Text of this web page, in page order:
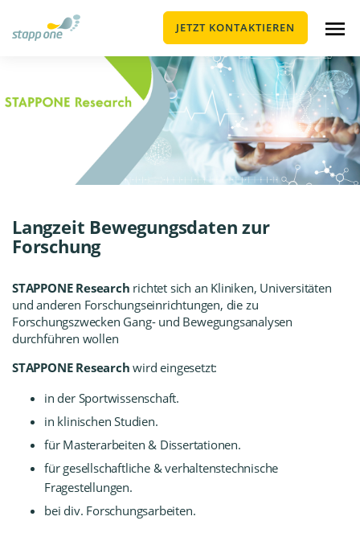
JETZT KONTAKTIEREN
Langzeit Bewegungsdaten zur
Forschung
STAPPONE Research richtet sich an Kliniken, Universitäten
und anderen Forschungseinrichtungen, die zu
Forschungszwecken Gang- und Bewegungsanalysen
durchführen wollen
STAPPONE Research wird eingesetzt:
in der Sportwissenschaft.
in klinischen Studien.
für Masterarbeiten & Dissertationen.
für gesellschaftliche & verhaltenstechnische
Fragestellungen.
bei div. Forschungsarbeiten.